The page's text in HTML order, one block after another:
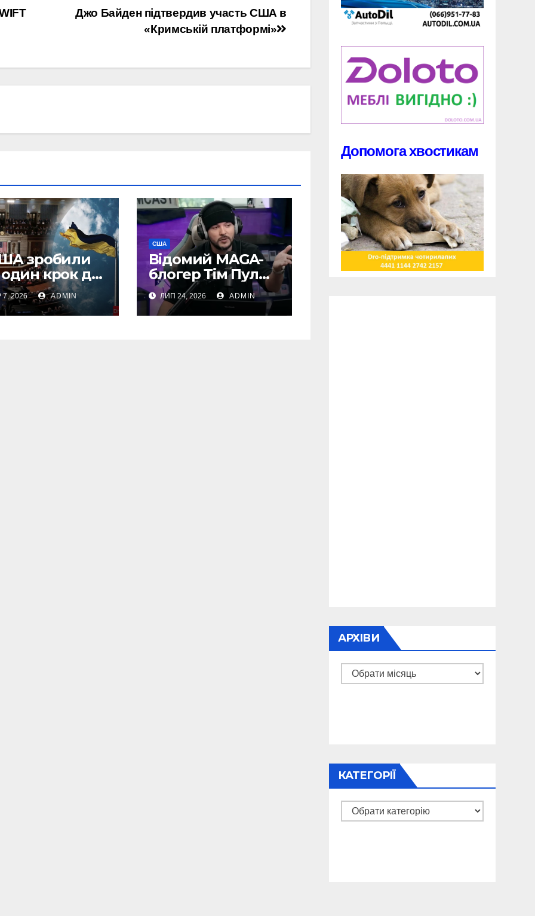
Джо Байден підтвердив участь США в
«Кримській платформі»
зробили
крок до
проти
2026 ADMIN
США
Відомий MAGA-
блогер Тім Пул
несподівано
підтримав
Україну
ЛИП 24, 2026 ADMIN
Допомога хвостикам
АРХІВИ
Архіви
КАТЕГОРІЇ
Категорії